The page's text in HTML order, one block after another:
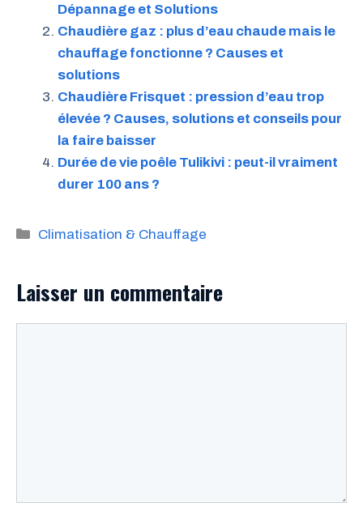
Dépannage et Solutions
Chaudière gaz : plus d’eau chaude mais le
chauffage fonctionne ? Causes et
solutions
Chaudière Frisquet : pression d’eau trop
élevée ? Causes, solutions et conseils pour
la faire baisser
Durée de vie poêle Tulikivi : peut-il vraiment
durer 100 ans ?
Catégories
Climatisation & Chauffage
Laisser un commentaire